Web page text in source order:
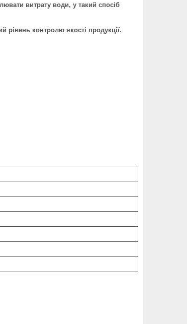
витрату води, у такий спосіб
рівень контролю якості продукції.